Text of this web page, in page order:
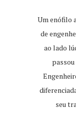
Um enófilo
de
ao lado
seu